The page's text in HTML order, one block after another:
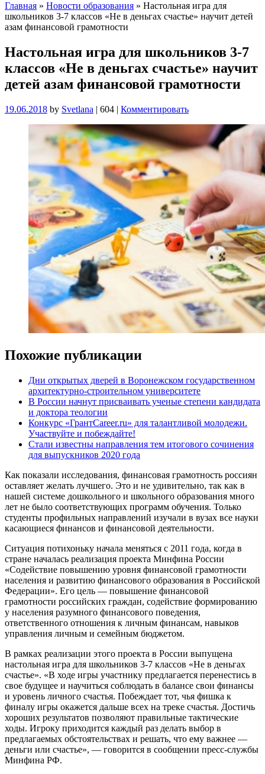
Главная » Новости образования » Настольная игра для
школьников 3-7 классов «Не в деньгах счастье» научит детей
азам финансовой грамотности
Настольная игра для школьников 3-7
классов «Не в деньгах счастье» научит
детей азам финансовой грамотности
19.06.2018 by Svetlana | 604 | Комментировать
Похожие публикации
Дни открытых дверей в Воронежском государственном
архитектурно-строительном университете
В России начнут присваивать ученые степени кандидата
и доктора теологии
Конкурс «ГрантCareer.ru» для талантливой молодежи.
Участвуйте и побеждайте!
Стали известны направления тем итогового сочинения
для выпускников 2020 года
Как показали исследования, финансовая грамотность россиян
оставляет желать лучшего. Это и не удивительно, так как в
нашей системе дошкольного и школьного образования много
лет не было соответствующих программ обучения. Только
студенты профильных направлений изучали в вузах все науки
касающиеся финансов и финансовой деятельности.
Ситуация потихоньку начала меняться с 2011 года, когда в
стране началась реализация проекта Минфина России
«Содействие повышению уровня финансовой грамотности
населения и развитию финансового образования в Российской
Федерации». Его цель — повышение финансовой
грамотности российских граждан, содействие формированию
у населения разумного финансового поведения,
ответственного отношения к личным финансам, навыков
управления личным и семейным бюджетом.
В рамках реализации этого проекта в России выпущена
настольная игра для школьников 3-7 классов «Не в деньгах
счастье». «В ходе игры участнику предлагается перенестись в
свое будущее и научиться соблюдать в балансе свои финансы
и уровень личного счастья. Побеждает тот, чья фишка к
финалу игры окажется дальше всех на треке счастья. Достичь
хороших результатов позволяют правильные тактические
ходы. Игроку приходится каждый раз делать выбор в
предлагаемых обстоятельствах и решать, что ему важнее —
деньги или счастье», — говорится в сообщении пресс-службы
Минфина РФ.